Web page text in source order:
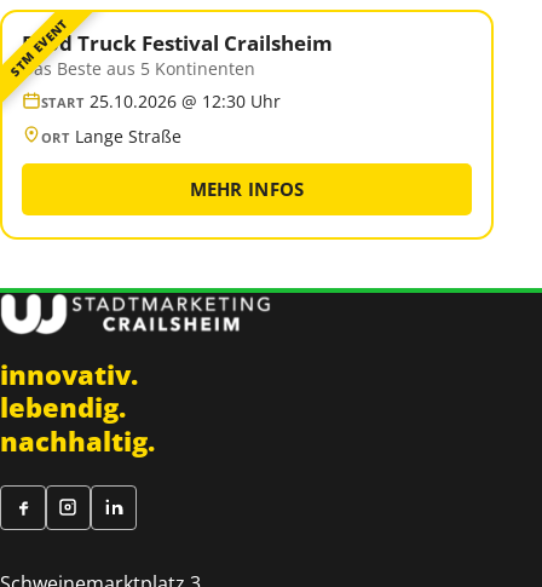
STM EVENT
Food Truck Festival Crailsheim
Das Beste aus 5 Kontinenten
START 25.10.2026 @ 12:30 Uhr
ORT Lange Straße
MEHR INFOS
innovativ.
lebendig.
nachhaltig.